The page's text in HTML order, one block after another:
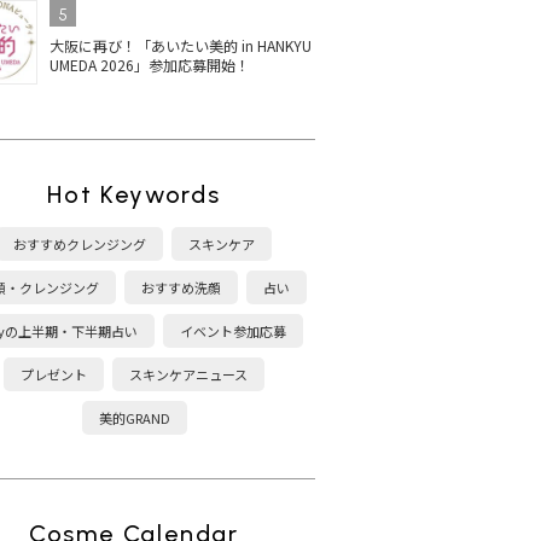
5
大阪に再び！「あいたい美的 in HANKYU
UMEDA 2026」参加応募開始！
Hot Keywords
おすすめクレンジング スキンケア
・クレンジング おすすめ洗顔 占い
の上半期・下半期占い イベント参加応募
プレゼント スキンケアニュース
美的GRAND
Cosme Calendar